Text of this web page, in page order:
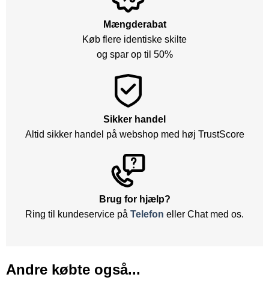
Mængderabat
Køb flere identiske skilte
og spar op til 50%
Sikker handel
Altid sikker handel på webshop med høj TrustScore
Brug for hjælp?
Ring til kundeservice på Telefon eller Chat med os.
Andre købte også...